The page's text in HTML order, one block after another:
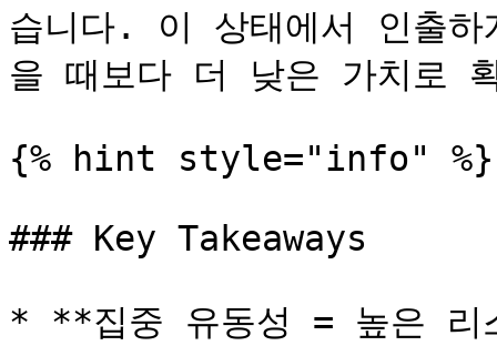
습니다. 이 상태에서 인출
을 때보다 더 낮은 가치로
{% hint style="info" %}
### Key Takeaways
* **집중 유동성 = 높은 리